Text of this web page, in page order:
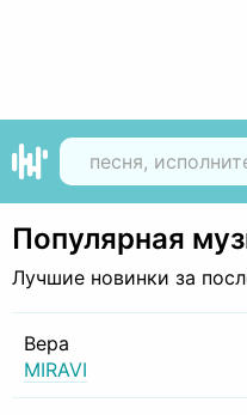
Популярная
Лучшие новинки за
Вера
MIRAVI